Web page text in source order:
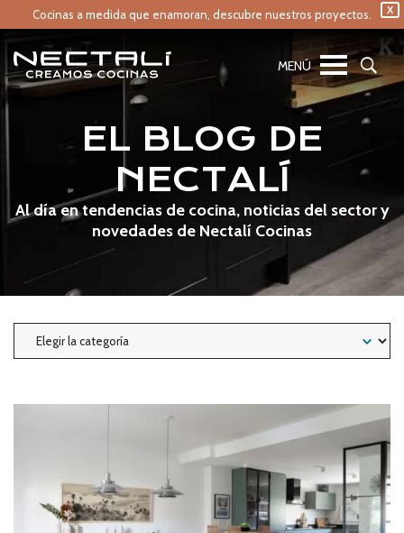
X
Cocinas a medida que enamoran, descubre nuestros proyectos.
EL BLOG DE
NECTALÍ
Al día en tendencias de cocina, noticias del sector y
novedades de Nectalí Cocinas